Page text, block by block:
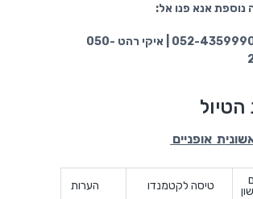
אנא פנו אל:
גור קוצר 052-4359990 | איקי רהט 050-
הטיול
אופניים
טיסה לקטמנדו הערות